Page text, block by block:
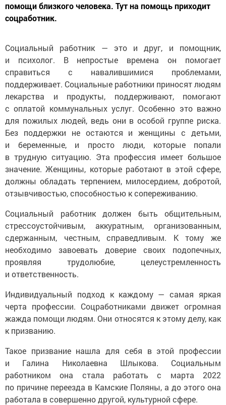
помощи близкого человека. Тут на помощь приходит
соцработник.
Социальный работник — это и друг, и помощник,
и психолог. В непростые времена он помогает
справиться с навалившимися проблемами,
поддерживает. Социальные работники приносят людям
лекарства и продукты, поддерживают, помогают
с оплатой коммунальных услуг. Особенно это важно
для пожилых людей, ведь они в особой группе риска.
Без поддержки не остаются и женщины с детьми,
и беременные, и просто люди, которые попали
в трудную ситуацию. Эта профессия имеет большое
значение. Женщины, которые работают в этой сфере,
должны обладать терпением, милосердием, добротой,
отзывчивостью, способностью к сопереживанию.
Социальный работник должен быть общительным,
стрессоустойчивым, аккуратным, организованным,
сдержанным, честным, справедливым. К тому же
необходимо завоевать доверие своих подопечных,
проявляя трудолюбие, целеустремленность
и ответственность.
Индивидуальный подход к каждому — самая яркая
черта профессии. Соцработниками движет огромная
жажда помощи людям. Они относятся к этому делу, как
к призванию.
Такое призвание нашла для себя в этой профессии
и Галина Николаевна Шлыкова. Социальным
работником она стала работать с марта 2022
по причине переезда в Камские Поляны, а до этого она
работала в совершенно другой, культурной сфере.